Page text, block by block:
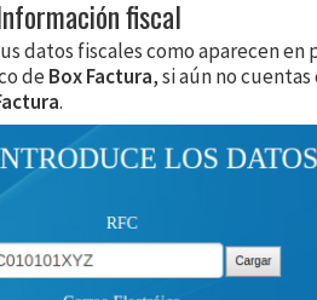
fiscal
datos fiscales como aparecen
deBox Factura, si aún no
.